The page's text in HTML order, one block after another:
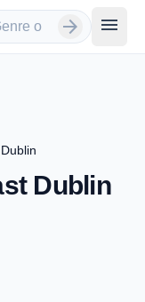
arrow_forward menu
Dublin